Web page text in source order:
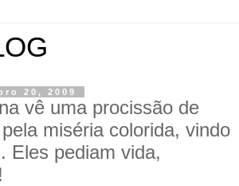
20, 2009
vê uma procissão de
miséria colorida, vindo
Eles pediam vida,